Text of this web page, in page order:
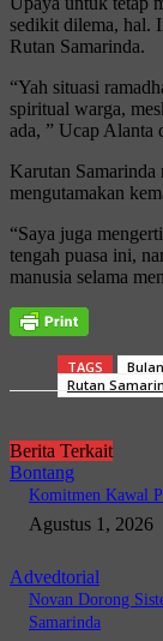
sedikit dilema, hal.
Rutan Samarinda.
“Yah situasi
spiritual warga,
ada, ” Ucap Alanta
Karutan
mengutamakan
“Saya juga
tengah puasa ini,
manusia selama
TAGS
Rutan
Berita Terkait
Bontang
Komitmen Kawal
Agustus 1, 2026
Advedtorial
Novan Dorong
Samarinda